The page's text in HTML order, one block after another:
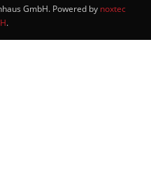
GmbH. Powered by noxtec
.